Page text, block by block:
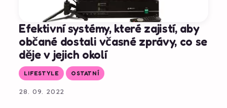
Efektivní systémy, které zajistí, aby
občané dostali včasné zprávy, co se
děje v jejich okolí
LIFESTYLE OSTATNÍ
28. 09. 2022